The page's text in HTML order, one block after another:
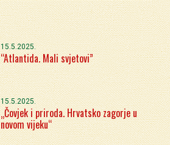
15.5.2025.
“Atlantida. Mali svjetovi”
15.5.2025.
„Čovjek i priroda. Hrvatsko zagorje u
novom vijeku“